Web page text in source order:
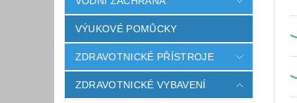
VÝUKOVÉ POMŮCKY
ZDRAVOTNICKÉ PŘÍSTROJE
ZDRAVOTNICKÉ VYBAVENÍ